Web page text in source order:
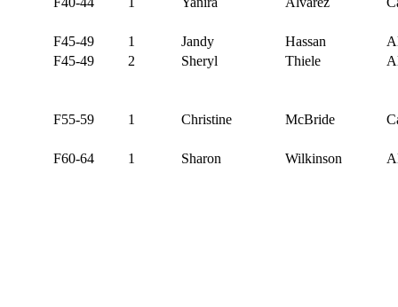
F45-49 1 Jandy Hassan
F45-49
2 Sheryl Thiele
F55-59 1 Christine McBride
F60-64 1 Sharon Wilkinson